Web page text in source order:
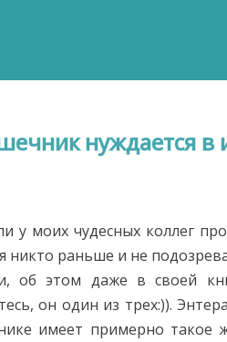
нуждается в
у моих чудесных коллег
никто раньше и не
об этом даже в своей
он один из трех:)).
имеет примерно такое